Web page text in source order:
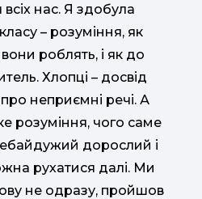
нас. Я здобула
– розуміння, як
роблять, і як до
Хлопці – досвід
неприємні речі. А
розуміння, чого саме
дорослий і
рухатися далі. Ми
не одразу, пройшов